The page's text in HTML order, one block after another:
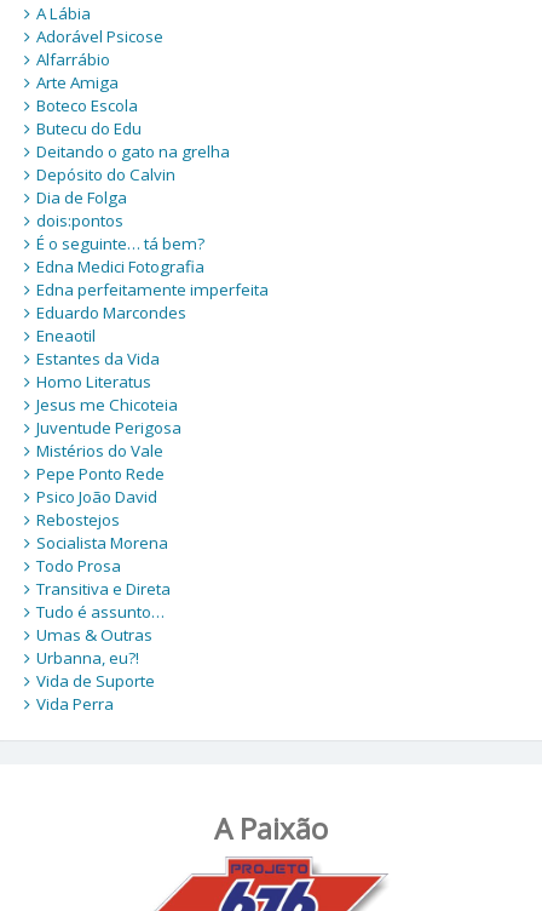
A Lábia
Adorável Psicose
Alfarrábio
Arte Amiga
Boteco Escola
Butecu do Edu
Deitando o gato na grelha
Depósito do Calvin
Dia de Folga
dois:pontos
É o seguinte… tá bem?
Edna Medici Fotografia
Edna perfeitamente imperfeita
Eduardo Marcondes
Eneaotil
Estantes da Vida
Homo Literatus
Jesus me Chicoteia
Juventude Perigosa
Mistérios do Vale
Pepe Ponto Rede
Psico João David
Rebostejos
Socialista Morena
Todo Prosa
Transitiva e Direta
Tudo é assunto…
Umas & Outras
Urbanna, eu?!
Vida de Suporte
Vida Perra
A Paixão